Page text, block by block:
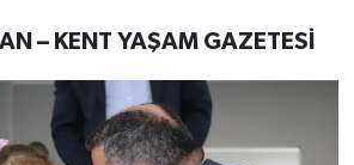
– KENT YAŞAM GAZETESİ